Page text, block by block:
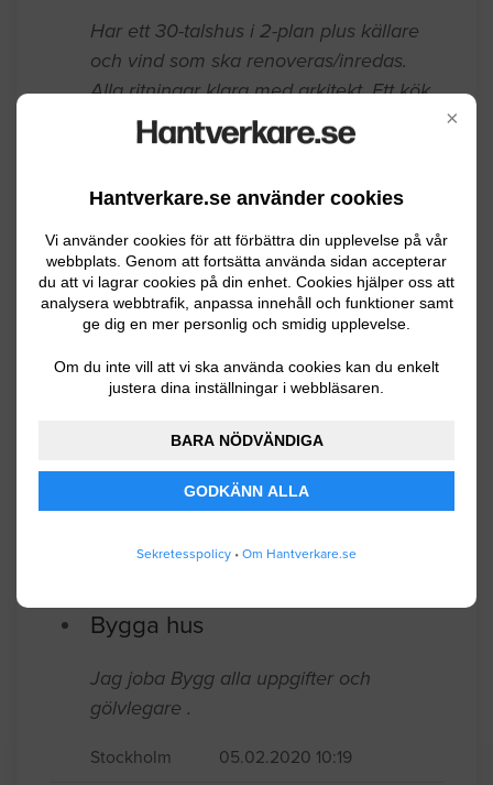
×
Hantverkare.se använder cookies
Vi använder cookies för att förbättra din upplevelse på vår
webbplats. Genom att fortsätta använda sidan accepterar
du att vi lagrar cookies på din enhet. Cookies hjälper oss att
analysera webbtrafik, anpassa innehåll och funktioner samt
ge dig en mer personlig och smidig upplevelse.
Om du inte vill att vi ska använda cookies kan du enkelt
justera dina inställningar i webbläsaren.
BARA NÖDVÄNDIGA
GODKÄNN ALLA
Sekretesspolicy • Om Hantverkare.se
Bygga hus
Har ett 30-talshus i 2-plan plus källare
3 badrum, tvättstuga, gäst wc som ska
byggas.
Stockholm 07.10.2022 19:28
1. Rivning 150 kvm Offert lämnar nu 2.
Markarbete på byggklart tomt 3.
07.19.2020 11:31
förråd köpt på Bauhaus, 3,2 kvm.
Bygga hus
Jag joba Bygg alla uppgifter och